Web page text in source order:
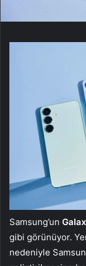
Samsung’un
gibi görünüyor.
nedeniyle